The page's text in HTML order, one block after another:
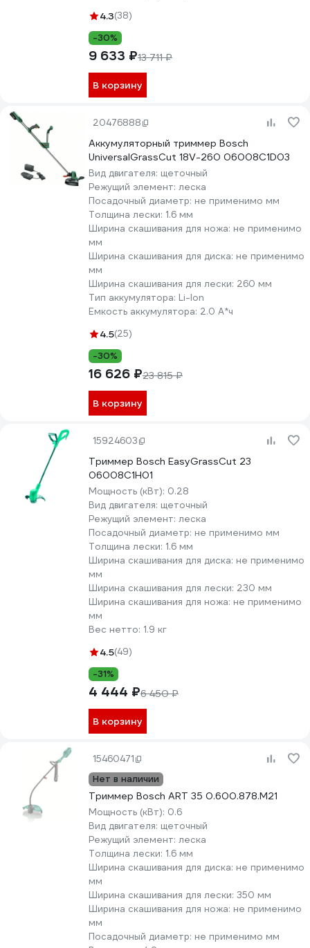
4.3(38)
-30%
9 633 ₽13 711 ₽
В корзину
20476888
Аккумуляторный триммер Bosch
UniversalGrassCut 18V-260 06008C1D03
Вид двигателя: щеточный
Режущий элемент: леска
Посадочный диаметр: не применимо мм
Толщина лески: 1.6 мм
Ширина скашивания для ножа: не применимо
мм
Ширина скашивания для диска: не применимо
мм
Ширина скашивания для лески: 260 мм
Тип аккумулятора: Li-lon
Емкость аккумулятора: 2.0 А*ч
4.5(25)
-30%
16 626 ₽23 815 ₽
В корзину
15924603
Триммер Bosch EasyGrassCut 23
06008C1H01
Мощность (кВт): 0.28
Вид двигателя: щеточный
Режущий элемент: леска
Посадочный диаметр: не применимо мм
Толщина лески: 1.6 мм
Ширина скашивания для диска: не применимо
мм
Ширина скашивания для лески: 230 мм
Ширина скашивания для ножа: не применимо
мм
Вес нетто: 1.9 кг
4.5(49)
-31%
4 444 ₽6 450 ₽
В корзину
15460471
Нет в наличии
Триммер Bosch ART 35 0.600.878.M21
Мощность (кВт): 0.6
Вид двигателя: щеточный
Режущий элемент: леска
Толщина лески: 1.6 мм
Ширина скашивания для диска: не применимо
мм
Ширина скашивания для лески: 350 мм
Ширина скашивания для ножа: не применимо
мм
Посадочный диаметр: не применимо мм